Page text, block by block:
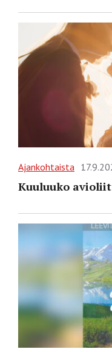
Ajankohtaista
Kuuluuko